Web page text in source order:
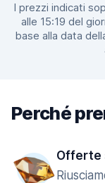
I prezzi indicati
alle 15:19 del
base alla data
Perché
Offerte